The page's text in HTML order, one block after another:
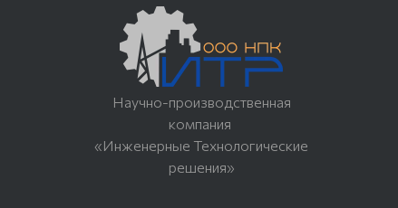
Научно-производственная
компания
«Инженерные Технологические
решения»